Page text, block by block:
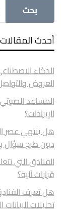
أحدث المقالات
الذكاء
العروض
المساعد الصوتي
الإيرادات؟
هل ينتهي عصر
دون طرح سؤال
الفنادق التي
قرارات آلية؟
هل تعرف
تحليلات البيانات